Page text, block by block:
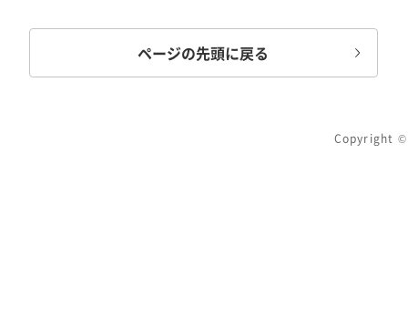
ページの先頭に戻る
Copyright ©